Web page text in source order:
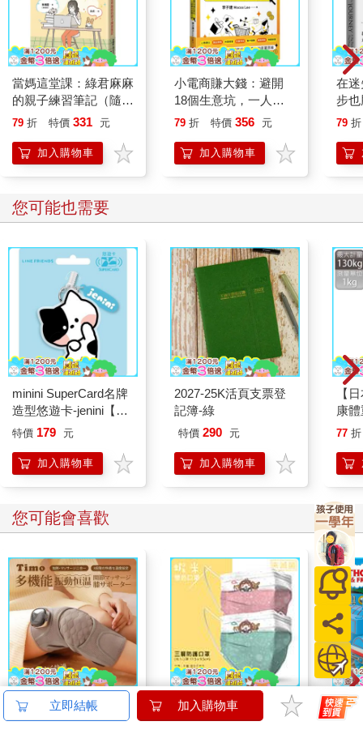
「媽媽愛你，所以外套要穿上，才不會生病感冒。
媽媽愛你，飯要吃完，才會長高長大。
媽媽就是因為愛你，所以才會罵你、打你。
媽媽就是因為愛你，所以才會對你生氣。」
這樣的愛，是愛嗎？還是為了父母自己的方便？
別成了假愛之名，行宰制孩子之實。
當愛的觀念正確，才能輕輕鬆鬆享受與孩子之間的樂趣；觀念錯
了，愛就消失了，方法錯了，就容易造成親子關係的緊繃。
當媽這堂課：綠君麻麻
的親子練習筆記（隨書
附贈「計畫控媽媽的超
冊）
79 折 特價 331 元
加入購物車
小電商賺大錢：避開
18個生意坑，一人創
業也能賺千萬（限量親
79 折 特價 356 元
加入購物車
在
步
熊
79 折
您可能也需要
minini SuperCard名牌
造型悠遊卡-jenini【受
託代銷】
特價 179 元
加入購物車
2027-25K活頁支票登
記簿-綠
特價 290 元
加入購物車
【
康
灰
77 折
您可能會喜歡
【Timo】多功能震動
恆溫關節按摩 (膝蓋/
雙色蝦米_三層防護口
罩（2入）
立即結帳 加入購物車